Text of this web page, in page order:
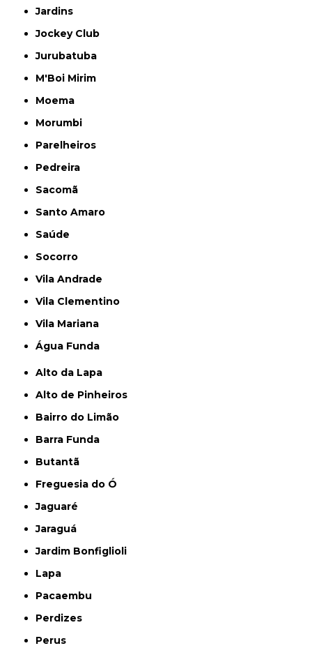
Jardins
Jockey Club
Jurubatuba
M'Boi Mirim
Moema
Morumbi
Parelheiros
Pedreira
Sacomã
Santo Amaro
Saúde
Socorro
Vila Andrade
Vila Clementino
Vila Mariana
Água Funda
Alto da Lapa
Alto de Pinheiros
Bairro do Limão
Barra Funda
Butantã
Freguesia do Ó
Jaguaré
Jaraguá
Jardim Bonfiglioli
Lapa
Pacaembu
Perdizes
Perus